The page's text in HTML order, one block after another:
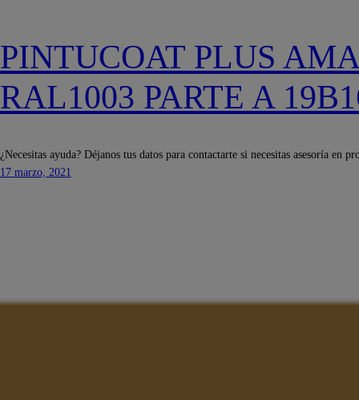
PINTUCOAT PLUS
RAL1003 PARTE A
¿Necesitas ayuda? Déjanos tus datos para contactarte si necesitas asesoría en
17 marzo, 2021